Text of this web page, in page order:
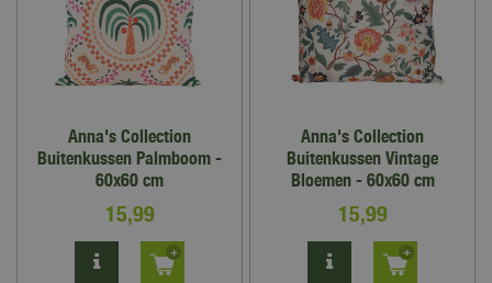
Anna's Collection
Buitenkussen Palmboom -
60x60 cm
15,99
Anna's Collection
Buitenkussen Vintage
Bloemen - 60x60 cm
15,99